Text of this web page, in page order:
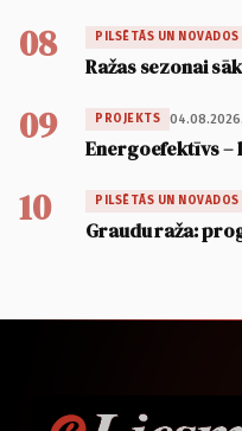
08 PILSĒTĀS UN NOVADOS
Ražas sezonai
09 PROJEKTS 04.08.2026.
Energoefektīvs –
10 PILSĒTĀS UN NOVADOS
Graudu raža: